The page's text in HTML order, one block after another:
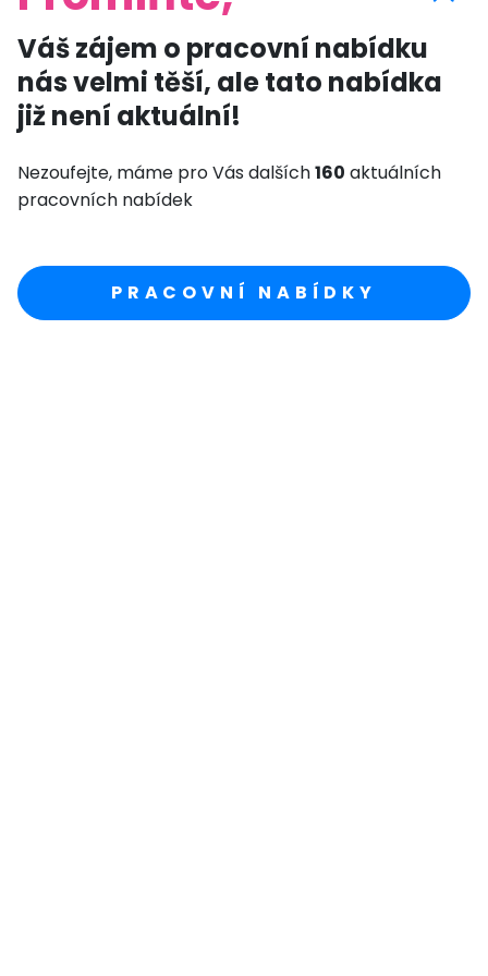
Váš zájem o pracovní nabídku
nás velmi těší, ale tato nabídka
již není aktuální!
Nezoufejte, máme pro Vás dalších160 aktuálních
pracovních nabídek
PRACOVNÍ NABÍDKY